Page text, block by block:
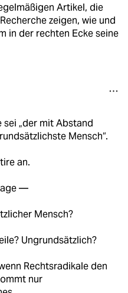
Artikel, die
zeigen, wie und
in der rechten Ecke seine
sei „der mit Abstand
Mensch“.
an.
—
Mensch?
Ungrundsätzlich?
Rechtsradikale den
nur